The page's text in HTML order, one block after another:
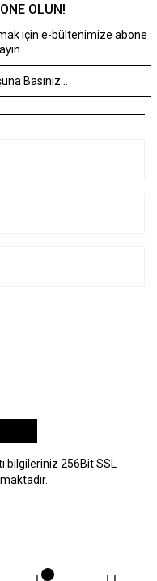
OLUN!
için e-bültenimize abone
bilgileriniz 256Bit SSL